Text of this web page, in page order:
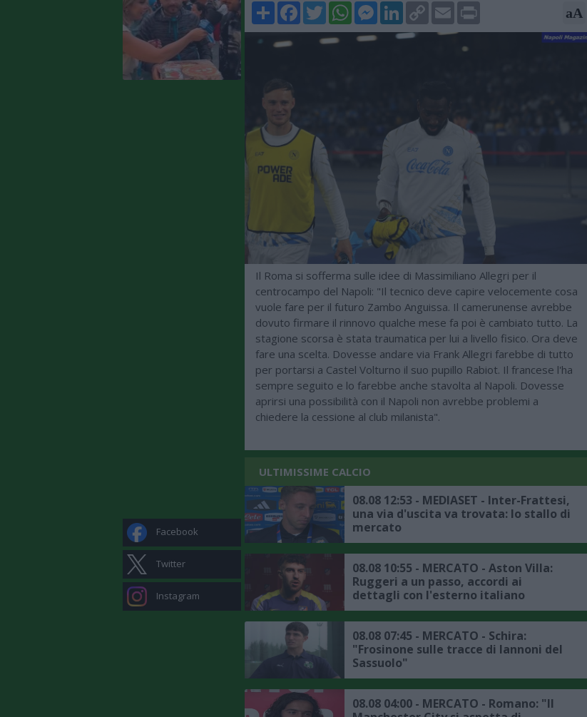
Facebook
Twitter
Instagram
ShareFacebookTwitterWhatsAppMessenger
LinkedIn
Copy
Link
Email Print aA
Il Roma si sofferma sulle idee di Massimiliano Allegri per il
centrocampo del Napoli: "Il tecnico deve capire velocemente cosa
vuole fare per il futuro Zambo Anguissa. Il camerunense avrebbe
dovuto firmare il rinnovo qualche mese fa poi è cambiato tutto. La
stagione scorsa è stata traumatica per lui a livello fisico. Ora deve
fare una scelta. Dovesse andare via Frank Allegri farebbe di tutto
per portarsi a Castel Volturno il suo pupillo Rabiot. Il francese l'ha
sempre seguito e lo farebbe anche stavolta al Napoli. Dovesse
aprirsi una possibilità con il Napoli non avrebbe problemi a
chiedere la cessione al club milanista".
ULTIMISSIME CALCIO
08.08 12:53 - MEDIASET - Inter-Frattesi,
una via d'uscita va trovata: lo stallo di
mercato
08.08 10:55 - MERCATO - Aston Villa:
Ruggeri a un passo, accordi ai
dettagli con l'esterno italiano
08.08 07:45 - MERCATO - Schira:
"Frosinone sulle tracce di Iannoni del
Sassuolo"
08.08 04:00 - MERCATO - Romano: "Il